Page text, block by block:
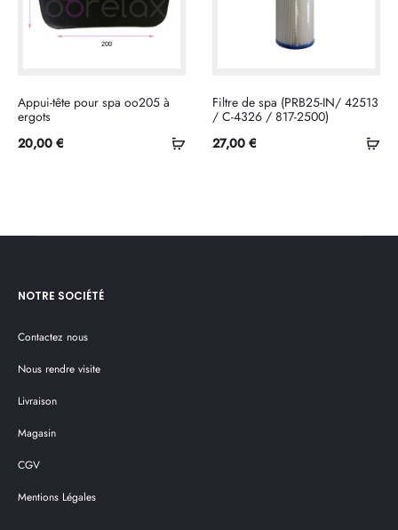
Sélectionner
Appui-tête pour spa oo205 à
ergots
20,00 €
Filtre de spa (PRB25-IN/ 42513
/ C-4326 / 817-2500)
27,00 €
NOTRE SOCIÉTÉ
Contactez nous
Nous rendre visite
Livraison
Magasin
CGV
Mentions Légales